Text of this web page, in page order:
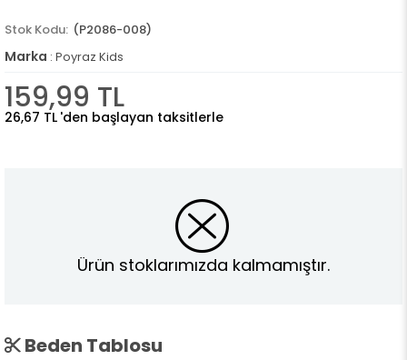
(P2086-008)
Marka : Poyraz Kids
159,99 TL
26,67 TL 'den başlayan taksitlerle
Ürün stoklarımızda kalmamıştır.
Beden Tablosu